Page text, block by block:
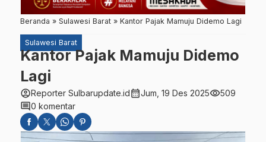
Beranda » Sulawesi Barat » Kantor Pajak Mamuju Didemo Lagi
Sulawesi Barat
Kantor Pajak Mamuju Didemo
Lagi
account_circleReporter Sulbarupdate.idcalendar_monthJum, 19 Des 2025visibility509
comment0 komentar